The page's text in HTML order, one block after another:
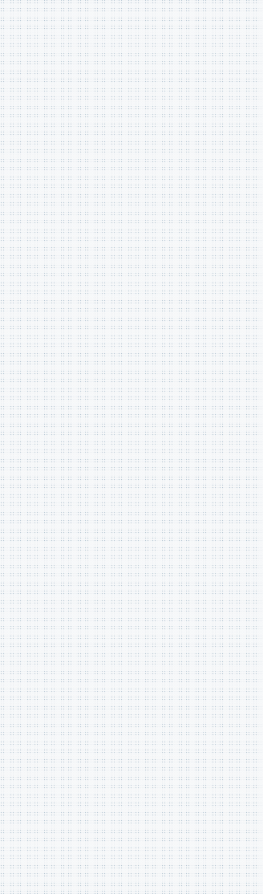
CORRE CON UN NUOVO CUORE SOLIDALE